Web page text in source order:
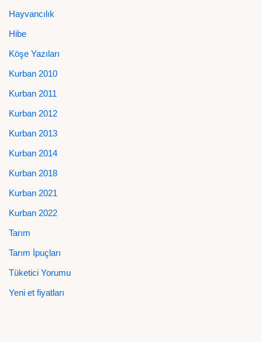
Hayvancılık
Hibe
Köşe Yazıları
Kurban 2010
Kurban 2011
Kurban 2012
Kurban 2013
Kurban 2014
Kurban 2018
Kurban 2021
Kurban 2022
Tarım
Tarım İpuçları
Tüketici Yorumu
Yeni et fiyatları